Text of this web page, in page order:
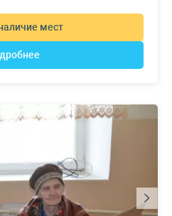
мест